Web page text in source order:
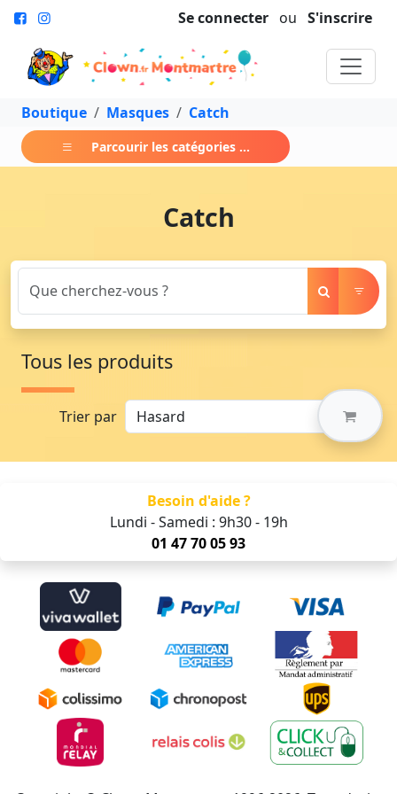
Se connecter ou S'inscrire
Boutique Masques Catch
Parcourir les catégories ...
Catch
Tous les produits
Trier par
Besoin d'aide ?
Lundi - Samedi : 9h30 - 19h
01 47 70 05 93